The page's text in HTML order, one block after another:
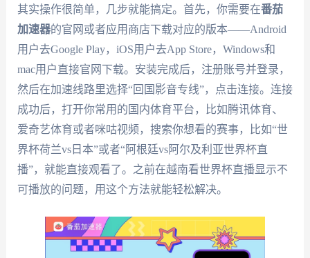
其实操作很简单，几步就能搞定。首先，你需要在番茄
加速器的官网或者应用商店下载对应的版本——Android
用户去Google Play，iOS用户去App Store，Windows和
mac用户直接官网下载。安装完成后，注册账号并登录，
然后在加速线路里选择“回国影音专线”，点击连接。连接
成功后，打开你常用的国内体育平台，比如腾讯体育、
爱奇艺体育或者咪咕视频，搜索你想看的赛事，比如“世
界杯荷兰vs日本”或者“阿根廷vs阿尔及利亚世界杯直
播”，就能直接观看了。之前在越南看世界杯直播显示不
可播放的问题，用这个方法就能轻松解决。